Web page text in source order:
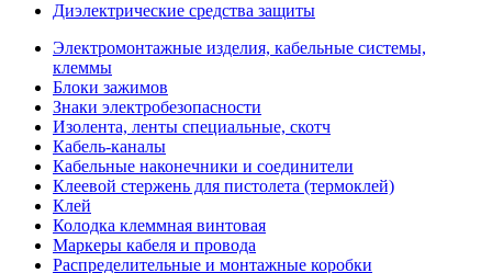
Диэлектрические средства защиты
Электромонтажные изделия, кабельные системы,
клеммы
Блоки зажимов
Знаки электробезопасности
Изолента, ленты специальные, скотч
Кабель-каналы
Кабельные наконечники и соединители
Клеевой стержень для пистолета (термоклей)
Клей
Колодка клеммная винтовая
Маркеры кабеля и провода
Распределительные и монтажные коробки